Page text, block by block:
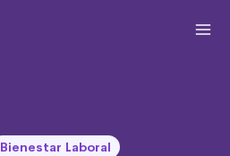
Bienestar Laboral